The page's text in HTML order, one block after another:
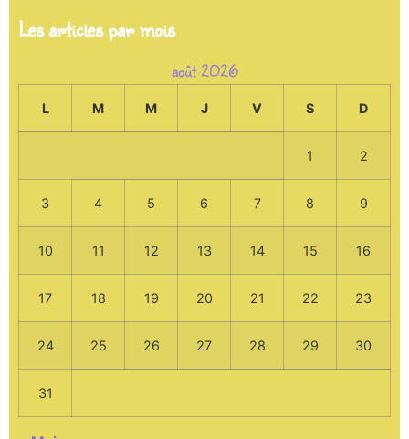
Les articles par mois
août 2026
L M M J V S D
1 2
3 4 5 6 7 8 9
10 11 12 13 14 15 16
17 18 19 20 21 22 23
24 25 26 27 28 29 30
31